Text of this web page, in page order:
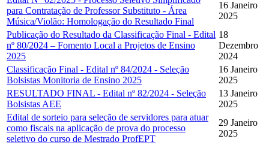
para Contratação de Professor Substituto - Área
Música/Violão: Homologação do Resultado Final
16 Janeiro
2025
Publicação do Resultado da Classificação Final - Edital
nº 80/2024 – Fomento Local a Projetos de Ensino
2025
18
Dezembro
2024
Classificação Final - Edital nº 84/2024 - Seleção
Bolsistas Monitoria de Ensino 2025
16 Janeiro
2025
RESULTADO FINAL - Edital nº 82/2024 - Seleção
Bolsistas AEE
13 Janeiro
2025
Edital de sorteio para seleção de servidores para atuar
como fiscais na aplicação de prova do processo
seletivo do curso de Mestrado ProfEPT
29 Janeiro
2025